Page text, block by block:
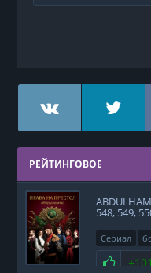
РЕЙТИНГОВОЕ
548, 549,
Сериал